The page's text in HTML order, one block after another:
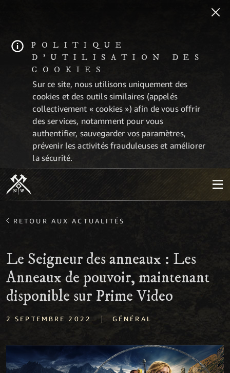
POLITIQUE
D'UTILISATION DES
COOKIES
Sur ce site, nous utilisons uniquement des
cookies et des outils similaires (appelés
collectivement « cookies ») afin de vous offrir
des services, notamment pour vous
authentifier, sauvegarder vos paramètres,
prévenir les activités frauduleuses et améliorer
la sécurité.
RETOUR AUX ACTUALITÉS
Le Seigneur des anneaux : Les
Anneaux de pouvoir, maintenant
disponible sur Prime Video
2 SEPTEMBRE 2022 | GÉNÉRAL